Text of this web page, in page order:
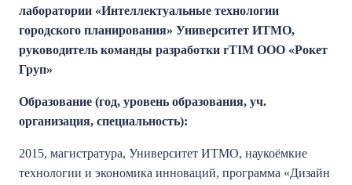
лаборатории «Интеллектуальные технологии
городского планирования» Университет ИТМО,
руководитель команды разработки rTIM ООО «Рокет
Груп»
Образование (год, уровень образования, уч.
организация, специальность):
2015, магистратура, Университет ИТМО, наукоёмкие
технологии и экономика инноваций, программа «Дизайн